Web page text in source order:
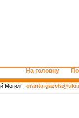
На головну
Могилі - oranta-